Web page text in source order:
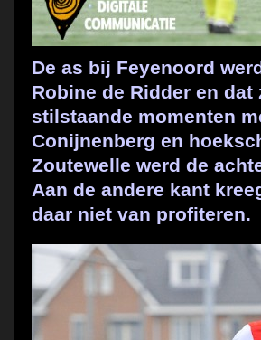
De as bij Feyenoord
Robine de Ridder en
stilstaande momenten
Conijnenberg en
Zoutewelle werd de
Aan de andere kant
daar niet van profiteren.